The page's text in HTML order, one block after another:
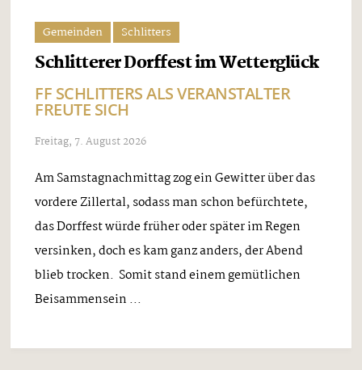
Gemeinden Schlitters
Schlitterer Dorffest im Wetterglück
FF SCHLITTERS ALS VERANSTALTER
FREUTE SICH
Freitag, 7. August 2026
Am Samstagnachmittag zog ein Gewitter über das
vordere Zillertal, sodass man schon befürchtete,
das Dorffest würde früher oder später im Regen
versinken, doch es kam ganz anders, der Abend
blieb trocken. Somit stand einem gemütlichen
Beisammensein ...